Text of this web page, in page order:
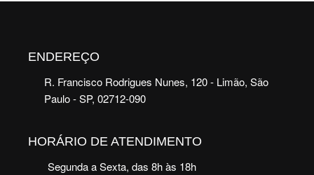
HORÁRIO DE ATENDIMENTO
Segunda a Sexta, das 8h às 18h
ENDEREÇO
R. Francisco Rodrigues Nunes, 120 - Limão, São
Paulo - SP, 02712-090